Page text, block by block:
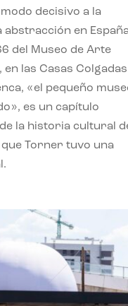
decisivo a la
abstracción en
del Museo de Arte
las Casas Colgadas
«el pequeño
es un capítulo
la historia cultural
Torner tuvo una